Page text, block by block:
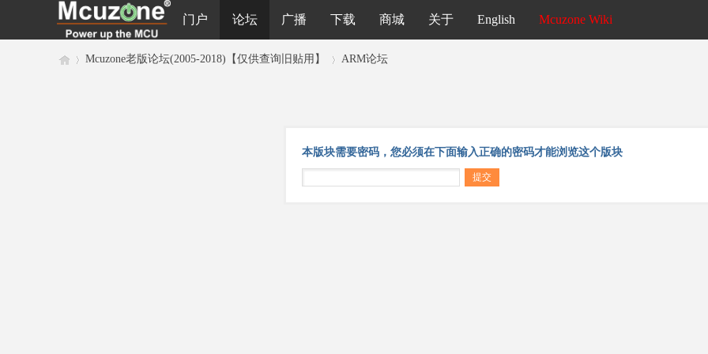
门户 论坛 广播 下载 商城 关于 English Mcuzone Wiki
Mcuzone老版论坛(2005-2018)【仅供查询旧贴用】 ARM论坛
本版块需要密码，您必须在下面输入正确的密码才能浏览这个版块
提交